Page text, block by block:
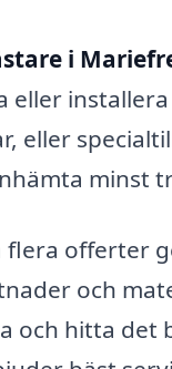
i
eller
eller
minst
offerter
och
och hitta det